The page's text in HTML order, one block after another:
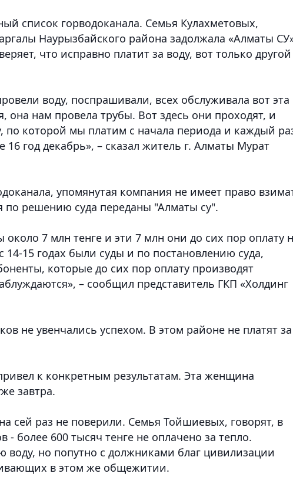
список горводоканала. Семья Кулахметовых,
Наурызбайского района задолжала «Алматы
что исправно платит за воду, вот только другой
воду, поспрашивали, всех обслуживала вот эта
нам провела трубы. Вот здесь они проходят, и
по которой мы платим с начала периода и каждый
год декабрь», – сказал житель г. Алматы Мурат
упомянутая компания не имеет право
по решению суда переданы "Алматы су".
7 млн тенге и эти 7 млн они до сих пор оплату
14-15 годах были суды и по постановлению суда,
которые до сих пор оплату производят
– сообщил представитель ГКП «Холдинг
не увенчались успехом. В этом районе не платят за
к конкретным результатам. Эта женщина
завтра.
сей раз не поверили. Семья Тойшиевых, говорят, в
- более 600 тысяч тенге не оплачено за тепло.
воду, но попутно с должниками благ цивилизации
в этом же общежитии.